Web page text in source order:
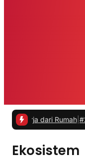
dari Rumah| #2 -
Ekosistem